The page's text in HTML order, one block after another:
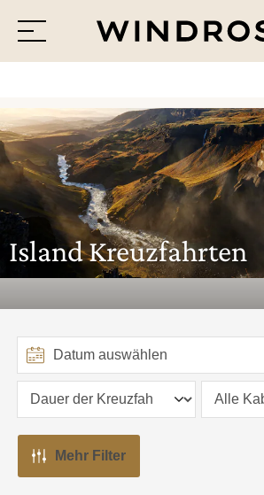
Reiseziele
Reisethemen
Jetzt Anfrage senden
Alle Reiseziele Island Kreuzfahrten
Island Kreuzfahrten
Mehr Filter